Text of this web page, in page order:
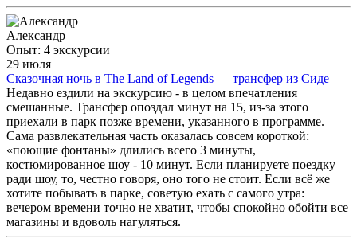
Александр
Опыт: 4 экскурсии
29 июля
Сказочная ночь в The Land of Legends — трансфер из Сиде
Недавно ездили на экскурсию - в целом впечатления
смешанные. Трансфер опоздал минут на 15, из‑за этого
приехали в парк позже времени, указанного в программе.
Сама развлекательная часть оказалась совсем короткой:
«поющие фонтаны» длились всего 3 минуты,
костюмированное шоу - 10 минут. Если планируете поездку
ради шоу, то, честно говоря, оно того не стоит. Если всё же
хотите побывать в парке, советую ехать с самого утра:
вечером времени точно не хватит, чтобы спокойно обойти все
магазины и вдоволь нагуляться.